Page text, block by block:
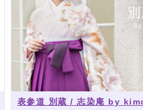
表参道 別蔵 / 志染庵 by